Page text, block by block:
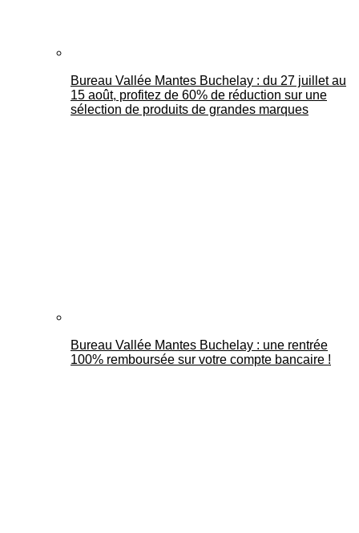
Bureau Vallée Mantes Buchelay : du 27 juillet au
15 août, profitez de 60% de réduction sur une
sélection de produits de grandes marques
Bureau Vallée Mantes Buchelay : une rentrée
100% remboursée sur votre compte bancaire !